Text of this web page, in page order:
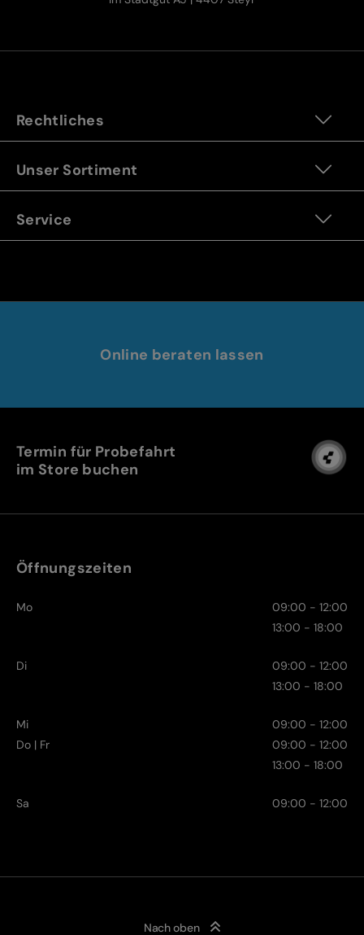
Rechtliches
Unser Sortiment
Service
Online beraten lassen
Termin für Probefahrt
im Store buchen
Öffnungszeiten
Mo
09:00 - 12:00
13:00 - 18:00
Di
09:00 - 12:00
13:00 - 18:00
Mi
09:00 - 12:00
Do | Fr
09:00 - 12:00
13:00 - 18:00
Sa 09:00 - 12:00
Nach oben